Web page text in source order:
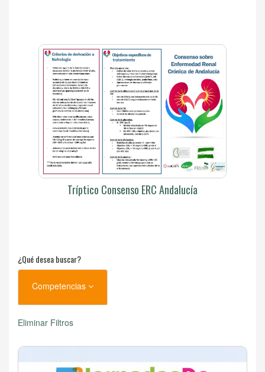
Tríptico Consenso ERC Andalucía
¿Qué desea buscar?
Competencias
Eliminar Filtros